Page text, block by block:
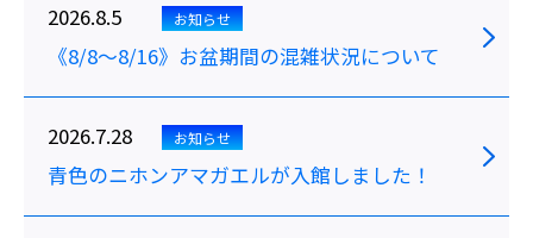
2026.8.5 お知らせ
《8/8～8/16》お盆期間の混雑状況について
2026.7.28 お知らせ
青色のニホンアマガエルが入館しました！